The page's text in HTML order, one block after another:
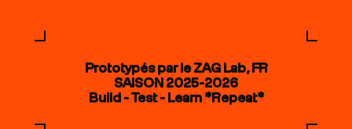
Prototypés par le ZAG Lab, FR
SAISON 2025-2026
Build - Test - Learn *Repeat*